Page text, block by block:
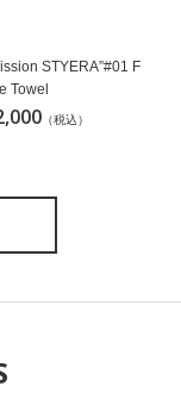
STYERA”#01 F
Towel
（税込）